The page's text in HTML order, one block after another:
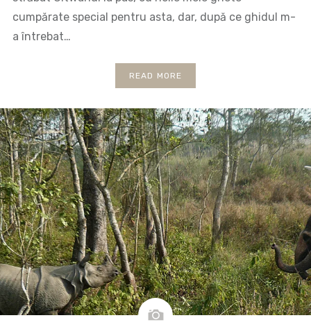
cumpărate special pentru asta, dar, după ce ghidul m-
a întrebat…
READ MORE